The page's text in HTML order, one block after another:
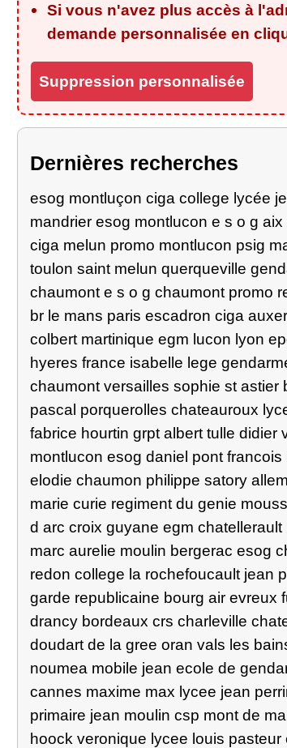
Si vous n'avez plus accès à
demande personnalisée en
Suppression personnalisée
Dernières recherches
esog montluçon ciga college lycée
mandrier esog montlucon e s o g
ciga melun promo montlucon psig
toulon saint melun querqueville
chaumont e s o g chaumont promo
br le mans paris escadron ciga
colbert martinique egm lucon lyon
hyeres france isabelle lege
chaumont versailles sophie st astier
pascal porquerolles chateauroux
fabrice hourtin grpt albert tulle
montlucon esog daniel pont
elodie chaumon philippe satory
marie curie regiment du genie
d arc croix guyane egm
marc aurelie moulin bergerac esog
redon college la rochefoucault jean
garde republicaine bourg air evreux
drancy bordeaux crs charleville
doudart de la gree oran vals les
noumea mobile jean ecole de
cannes maxime max lycee jean
primaire jean moulin csp mont de
hoock veronique lycee louis